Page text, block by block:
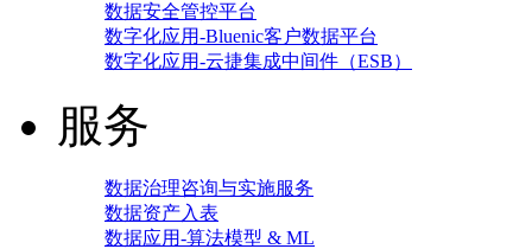
数据安全管控平台
数字化应用-Bluenic客户数据平台
数字化应用-云捷集成中间件（ESB）
服务
数据治理咨询与实施服务
数据资产入表
数据应用-算法模型 & ML